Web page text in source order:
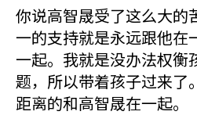
你说高智晟受了这么大的
一的支持就是永远跟他在
一起。我就是没办法权衡
题，所以带着孩子过来了
距离的和高智晟在一起。